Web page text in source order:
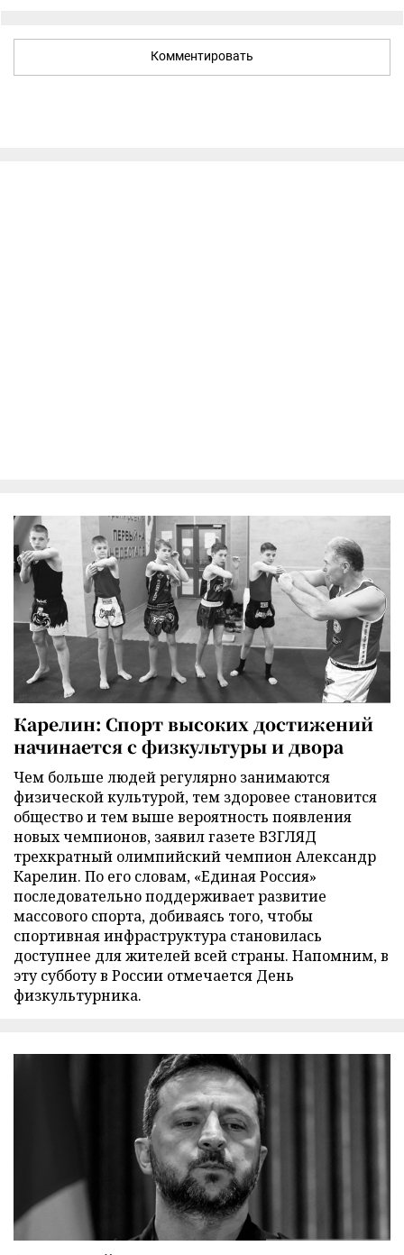
Комментировать
Карелин: Спорт высоких достижений
начинается с физкультуры и двора
Чем больше людей регулярно занимаются
физической культурой, тем здоровее становится
общество и тем выше вероятность появления
новых чемпионов, заявил газете ВЗГЛЯД
трехкратный олимпийский чемпион Александр
Карелин. По его словам, «Единая Россия»
последовательно поддерживает развитие
массового спорта, добиваясь того, чтобы
спортивная инфраструктура становилась
доступнее для жителей всей страны. Напомним, в
эту субботу в России отмечается День
физкультурника.